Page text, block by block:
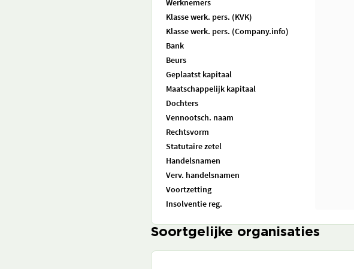
Werknemers
Klasse werk. pers. (KVK)
Klasse werk. pers. (Company.info)
Bank
Beurs
Geplaatst kapitaal
Maatschappelijk kapitaal
Dochters
Vennootsch. naam
Rechtsvorm
Statutaire zetel
Handelsnamen
Verv. handelsnamen
Voortzetting
Insolventie reg.
Soortgelijke organisaties